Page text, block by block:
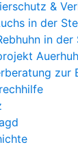
&
in der
in der
zur